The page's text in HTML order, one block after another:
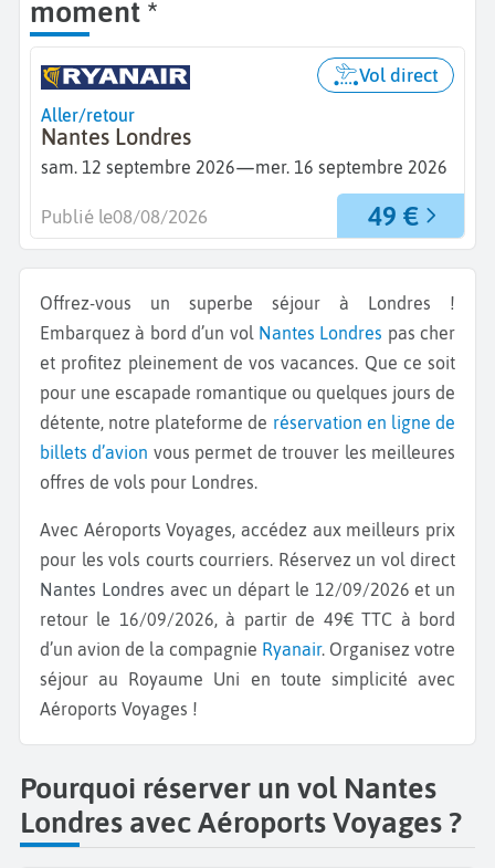
moment *
Aller/retour
Nantes Londres
sam. 12 septembre 2026—mer. 16 septembre 2026
Vol direct
49 €
Publié le08/08/2026
Offrez-vous un superbe séjour à Londres !
Embarquez à bord d’un vol Nantes Londres pas cher
et profitez pleinement de vos vacances. Que ce soit
pour une escapade romantique ou quelques jours de
détente, notre plateforme de réservation en ligne de
billets d’avion vous permet de trouver les meilleures
offres de vols pour Londres.
Avec Aéroports Voyages, accédez aux meilleurs prix
pour les vols courts courriers. Réservez un vol direct
Nantes Londres avec un départ le 12/09/2026 et un
retour le 16/09/2026, à partir de 49€ TTC à bord
d’un avion de la compagnie Ryanair. Organisez votre
séjour au Royaume Uni en toute simplicité avec
Aéroports Voyages !
Pourquoi réserver un vol Nantes
Londres avec Aéroports Voyages ?